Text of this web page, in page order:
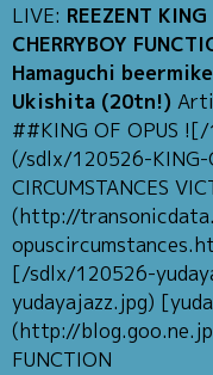
LIVE: REEZENT
CHERRYBOY
Hamaguchi
Ukishita (20tn!)
##KING OF OPUS
(/sdlx/120526-KING-
CIRCUMSTANCES
(http://
[/sdlx/120526-
yudayajazz.jpg)
(http://
FUNCTION